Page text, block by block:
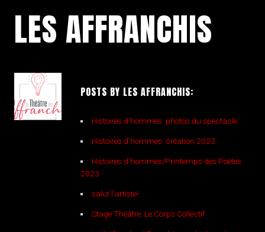
LES AFFRANCHIS
POSTS BY LES AFFRANCHIS:
Histoires d’hommes: photos du spectacle
Histoires d’hommes: création 2023
Histoires d’hommes/Printemps des Poètes
2023
salut l’artiste!
Stage Théâtre: Le Corps Collectif